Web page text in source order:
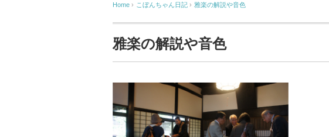
Home › こぼんちゃん日記 › 雅楽の解説や音色
雅楽の解説や音色